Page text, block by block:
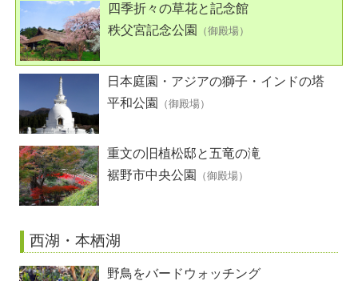
四季折々の草花と記念館
秩父宮記念公園
（御殿場）
日本庭園・アジアの獅子・インドの塔
平和公園
（御殿場）
重文の旧植松邸と五竜の滝
裾野市中央公園
（御殿場）
西湖・本栖湖
野鳥をバードウォッチング